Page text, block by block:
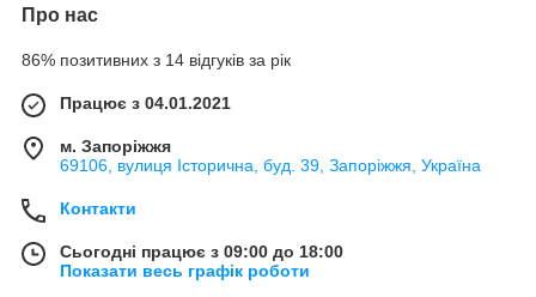
Про нас
86% позитивних з 14 відгуків за рік
Працює з 04.01.2021
м. Запоріжжя
69106, вулиця Історична, буд. 39, Запоріжжя, Україна
Контакти
Сьогодні працює з 09:00 до 18:00
Показати весь графік роботи